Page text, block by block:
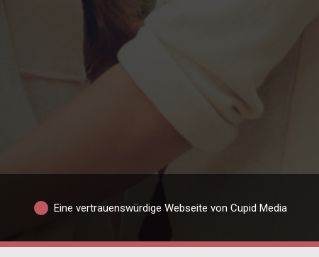
Eine vertrauenswürdige Webseite von Cupid Media